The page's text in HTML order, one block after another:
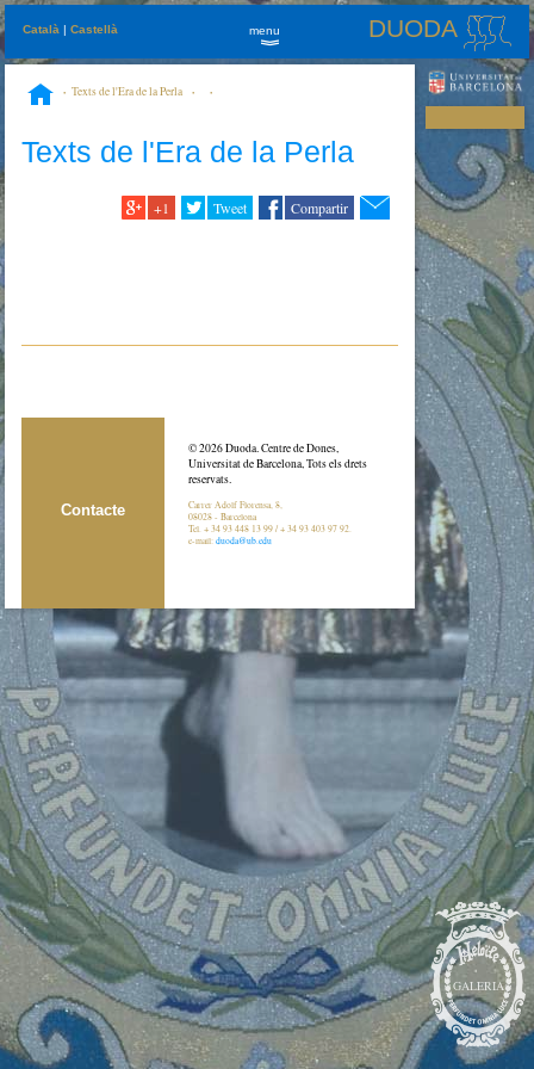
Català |Castellà DUODA
menu
»
Texts de l'Era de la Perla
Texts de l'Era de la Perla
+1 Tweet Compartir
Contacte
© 2026 Duoda. Centre de Dones,
Universitat de Barcelona, Tots els drets
reservats.
Carrer Adolf Florensa, 8,
08028 - Barcelona
Tel. + 34 93 448 13 99 / + 34 93 403 97 92.
e-mail:duoda@ub.edu
GALERIA